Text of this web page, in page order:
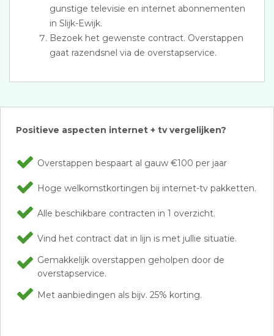
gunstige televisie en internet abonnementen
in Slijk-Ewijk.
Bezoek het gewenste contract. Overstappen
gaat razendsnel via de overstapservice.
Positieve aspecten internet + tv vergelijken?
Overstappen bespaart al gauw €100 per jaar
Hoge welkomstkortingen bij internet-tv pakketten.
Alle beschikbare contracten in 1 overzicht.
Vind het contract dat in lijn is met jullie situatie.
Gemakkelijk overstappen geholpen door de
overstapservice.
Met aanbiedingen als bijv. 25% korting.